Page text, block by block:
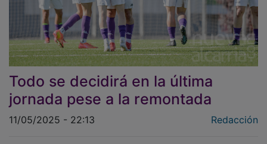
Todo se decidirá en la última
jornada pese a la remontada
11/05/2025 - 22:13 Redacción